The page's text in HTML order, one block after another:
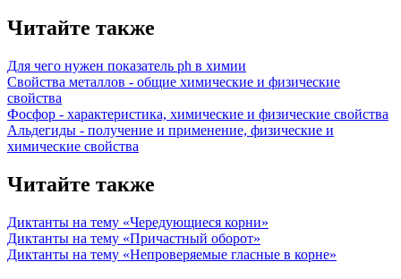
Читайте также
Для чего нужен показатель ph в химии
Свойства металлов - общие химические и физические
свойства
Фосфор - характеристика, химические и физические свойства
Альдегиды - получение и применение, физические и
химические свойства
Читайте также
Диктанты на тему «Чередующиеся корни»
Диктанты на тему «Причастный оборот»
Диктанты на тему «Непроверяемые гласные в корне»